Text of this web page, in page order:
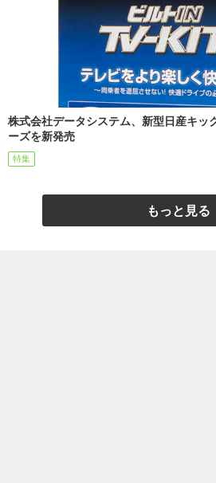
株式会社データシステム、新型日産キッ
ーズを新発売
特集
もっと見る